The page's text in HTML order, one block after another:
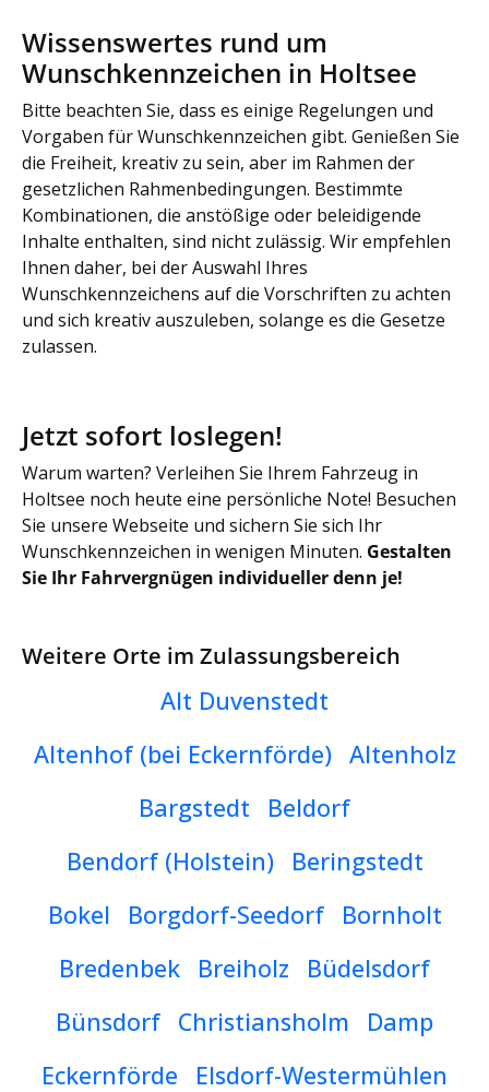
Wissenswertes rund um
Wunschkennzeichen in Holtsee
Bitte beachten Sie, dass es einige Regelungen und
Vorgaben für Wunschkennzeichen gibt. Genießen Sie
die Freiheit, kreativ zu sein, aber im Rahmen der
gesetzlichen Rahmenbedingungen. Bestimmte
Kombinationen, die anstößige oder beleidigende
Inhalte enthalten, sind nicht zulässig. Wir empfehlen
Ihnen daher, bei der Auswahl Ihres
Wunschkennzeichens auf die Vorschriften zu achten
und sich kreativ auszuleben, solange es die Gesetze
zulassen.
Jetzt sofort loslegen!
Warum warten? Verleihen Sie Ihrem Fahrzeug in
Holtsee noch heute eine persönliche Note! Besuchen
Sie unsere Webseite und sichern Sie sich Ihr
Wunschkennzeichen in wenigen Minuten. Gestalten
Sie Ihr Fahrvergnügen individueller denn je!
Weitere Orte im Zulassungsbereich
Alt Duvenstedt
Altenhof (bei Eckernförde) Altenholz
Bargstedt
Beldorf
Bendorf (Holstein)
Beringstedt
Bokel
Borgdorf-Seedorf
Bornholt
Bredenbek
Breiholz
Büdelsdorf
Bünsdorf Christiansholm
Damp
Eckernförde
Elsdorf-Westermühlen